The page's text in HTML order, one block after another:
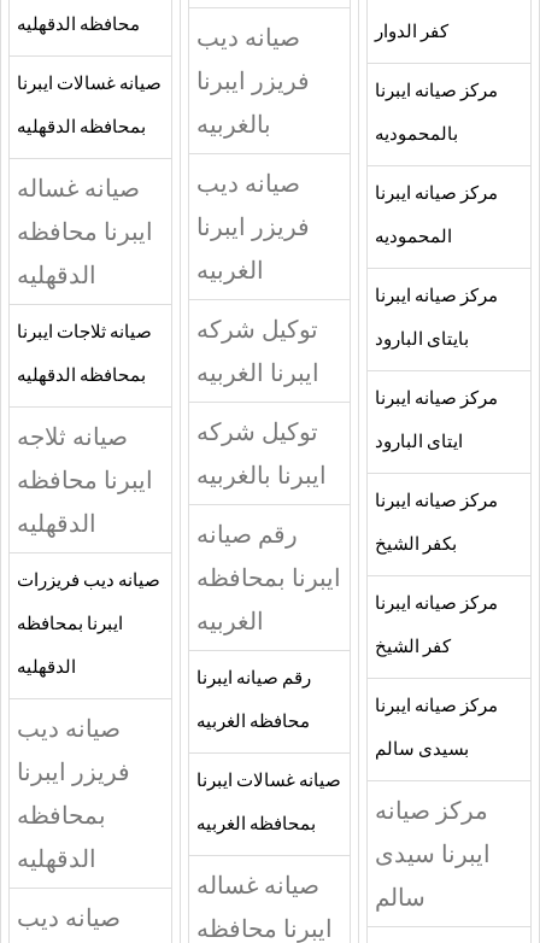
كفر الدوار
مركز صيانه ايبرنا
بالمحموديه
مركز صيانه ايبرنا
المحموديه
مركز صيانه ايبرنا
بايتاى البارود
مركز صيانه ايبرنا
ايتاى البارود
مركز صيانه ايبرنا
بكفر الشيخ
مركز صيانه ايبرنا
كفر الشيخ
مركز صيانه ايبرنا
بسيدى سالم
مركز صيانه
ايبرنا سيدى
سالم
صيانه ديب
فريزر ايبرنا
بالغربيه
صيانه ديب
فريزر ايبرنا
الغربيه
توكيل شركه
ايبرنا الغربيه
توكيل شركه
ايبرنا بالغربيه
رقم صيانه
ايبرنا بمحافظه
الغربيه
رقم صيانه ايبرنا
محافظه الغربيه
صيانه غسالات ايبرنا
بمحافظه الغربيه
صيانه غساله
ايبرنا محافظه
محافظه الدقهليه
صيانه غسالات ايبرنا
بمحافظه الدقهليه
صيانه غساله
ايبرنا محافظه
الدقهليه
صيانه ثلاجات ايبرنا
بمحافظه الدقهليه
صيانه ثلاجه
ايبرنا محافظه
الدقهليه
صيانه ديب فريزرات
ايبرنا بمحافظه
الدقهليه
صيانه ديب
فريزر ايبرنا
بمحافظه
الدقهليه
صيانه ديب